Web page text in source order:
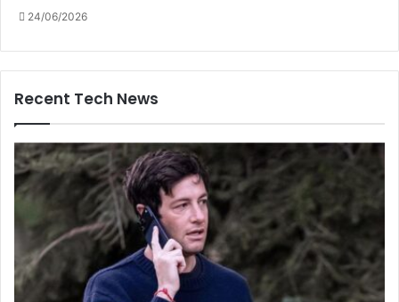
24/06/2026
Recent Tech News